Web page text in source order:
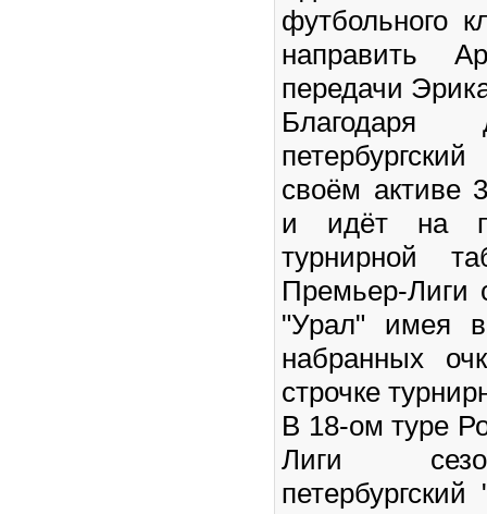
футбольного
направить
передачи
Благодаря
своём активе
и идёт на
турнирной
Премьер-Лиги
"Урал" имея
набранных
строчке
В 18-ом туре
Лиги